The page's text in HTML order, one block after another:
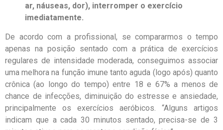
ar, náuseas, dor), interromper o exercício
imediatamente.
De acordo com a profissional, se compararmos o tempo
apenas na posição sentado com a prática de exercícios
regulares de intensidade moderada, conseguimos associar
uma melhora na função imune tanto aguda (logo após) quanto
crônica (ao longo do tempo) entre 18 e 67% a menos de
chance de infecções, diminuição do estresse e ansiedade,
principalmente os exercícios aeróbicos. “Alguns artigos
indicam que a cada 30 minutos sentado, precisa-se de 3